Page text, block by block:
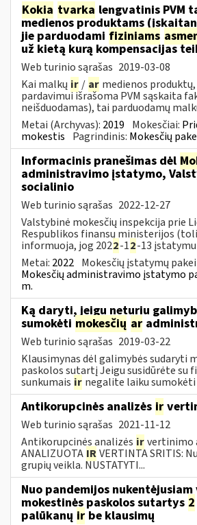
Kokia tvarka lengvatinis PVM
medienos produktams
jie parduodami fiziniams
už kietą kurą kompensacijas
Web turinio sąrašas 2019-03-08
Kai malkų ir / ar medienos
pardavimui išrašoma PVM sąskaita
neišduodamas), tai parduodamų
Metai (Archyvas): 2019 Mokesčiai:
mokestis Pagrindinis: Mokesčių
Informacinis pranešimas dėl
administravimo įstatymo,
socialinio
Web turinio sąrašas 2022-12-27
Valstybinė mokesčių inspekcija prie
Respublikos finansų ministerijos
informuoja, jog 2022-12-13 įstatymu
Metai: 2022 Mokesčių įstatymų
Mokesčių administravimo įstatymo
m.
Ką daryti, jeigu neturiu
sumokėti mokesčių ar
Web turinio sąrašas 2019-03-22
Klausimynas dėl galimybės sudaryti
paskolos sutartį Jeigu susidūrėte su
sunkumais ir negalite laiku
Antikorupcinės analizės ir
Web turinio sąrašas 2021-11-12
Antikorupcinės analizės irvertinimo
ANALIZUOTA IRVERTINTA SRITIS:
grupių veikla. NUSTATYTI...
Nuo pandemijos nukentėjusiam
mokestinės paskolos sutartys 2
palūkanų ir be klausimų